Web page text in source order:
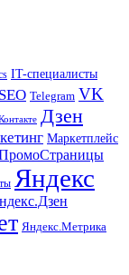
IT-специалисты
SEO Telegram VK
Дзен
Маркетплейс
Яндекс
Яндекс.Метрика